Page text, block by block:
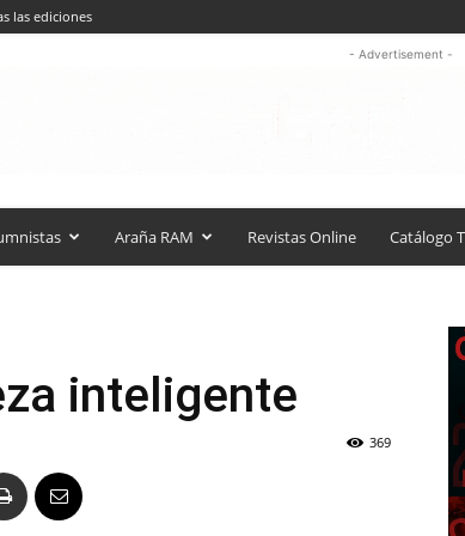
las ediciones
- Advertisement -
Araña RAM Revistas Online Catálogo
inteligente
369